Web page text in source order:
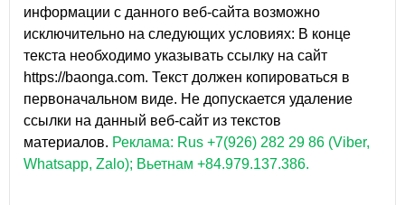
информации с данного веб-сайта возможно
исключительно на следующих условиях: В конце
текста необходимо указывать ссылку на сайт
https://baonga.com. Текст должен копироваться в
первоначальном виде. Не допускается удаление
ссылки на данный веб-сайт из текстов
материалов. Реклама: Rus +7(926) 282 29 86 (Viber,
Whatsapp, Zalo); Вьетнам +84.979.137.386.